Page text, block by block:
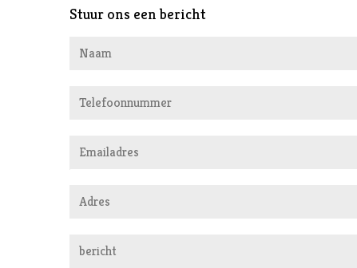
Stuur ons een bericht